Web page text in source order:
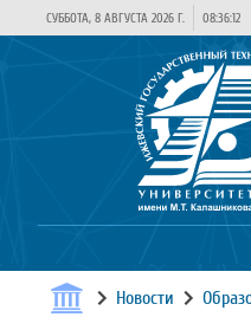
СУББОТА, 8 АВГУСТА 2026 Г. 08:36:12
Новости